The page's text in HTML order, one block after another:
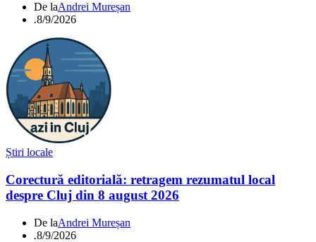
De laAndrei Mureșan
.8/9/2026
Știri locale
Corectură editorială: retragem rezumatul local
despre Cluj din 8 august 2026
De laAndrei Mureșan
.8/9/2026